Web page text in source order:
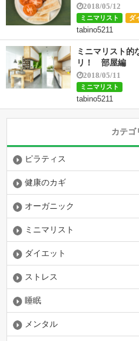
2018/05/12
ミニマリスト ダ
tabino5211
ミニマリスト的
リ！ 部屋編
2018/05/11
ミニマリスト
tabino5211
カテゴ
ピラティス
健康のカギ
オーガニック
ミニマリスト
ダイエット
ストレス
睡眠
メンタル